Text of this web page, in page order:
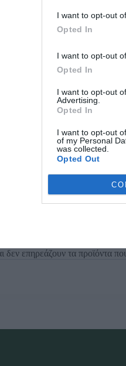
I want to opt-out
Opted In
I want to opt-out
Opted In
I want to opt-out
Advertising.
Opted In
I want to opt-out
of my Personal
was collected.
Opted Out
σκίασης
και υπεριώδη ακτινοβολία
δεν επηρεάζουν τα προϊόντα